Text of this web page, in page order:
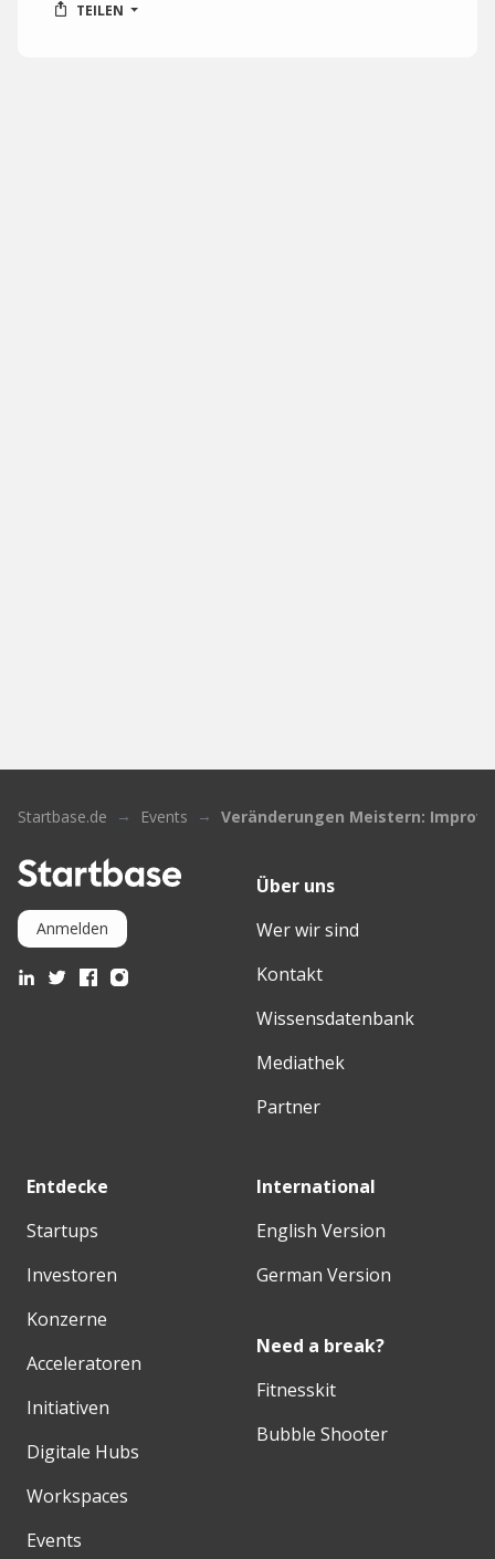
TEILEN
Startbase.de Events Veränderungen Meistern:
Anmelden
Über uns
Wer wir sind
Kontakt
Wissensdatenbank
Mediathek
Partner
Entdecke
Startups
Investoren
Konzerne
Acceleratoren
Initiativen
Digitale Hubs
Workspaces
Events
International
English Version
German Version
Need a break?
Fitnesskit
Bubble Shooter